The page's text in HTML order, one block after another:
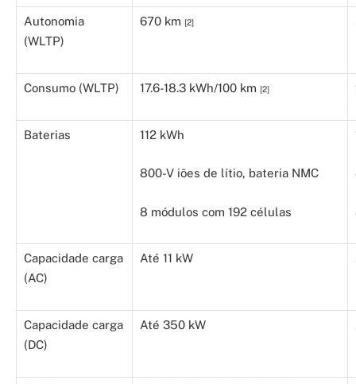
Autonomia
(WLTP)
670 km [2]
Consumo (WLTP) 17.6-18.3 kWh/100 km [2]
Baterias 112 kWh
800-V iões de lítio, bateria NMC
8 módulos com 192 células
Capacidade carga
(AC)
Até 11 kW
Capacidade carga
(DC)
Até 350 kW